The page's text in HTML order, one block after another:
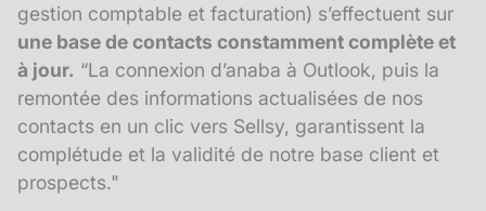
gestion comptable et facturation) s’effectuent sur
une base de contacts constamment complète et
à jour. “La connexion d’anaba à Outlook, puis la
remontée des informations actualisées de nos
contacts en un clic vers Sellsy, garantissent la
complétude et la validité de notre base client et
prospects."